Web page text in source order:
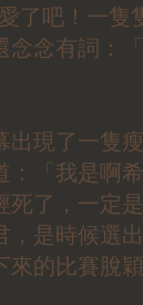
吧！一隻
念念有詞：
出現了一隻
「我是啊
死了，一定
，是時候選
來的比賽脫